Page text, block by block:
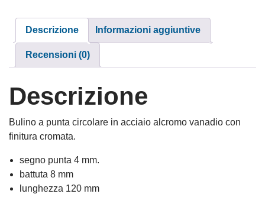
Descrizione Informazioni aggiuntive
Recensioni (0)
Descrizione
Bulino a punta circolare in acciaio alcromo vanadio con
finitura cromata.
segno punta 4 mm.
battuta 8 mm
lunghezza 120 mm